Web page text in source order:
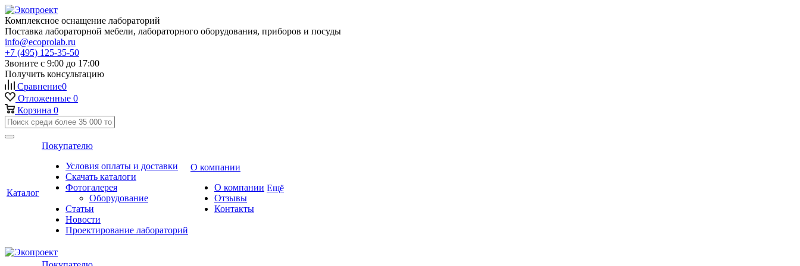
Комплексное оснащение лабораторий
Поставка лабораторной мебели, лабораторного оборудования, приборов и посуды
info@ecoprolab.ru
+7 (495) 125-35-50
Звоните с 9:00 до 17:00
Получить консультацию
Сравнение0
Отложенные 0
Корзина 0
Каталог
Покупателю
Условия оплаты и доставки
Скачать каталоги
Фотогалерея
Оборудование
Статьи
Новости
Проектирование лабораторий
О компании
О компании
Отзывы
Контакты
Ещё